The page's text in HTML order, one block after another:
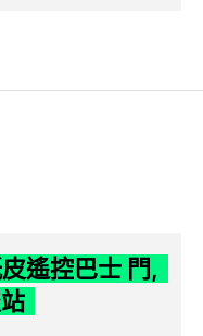
遙控巴士 門,